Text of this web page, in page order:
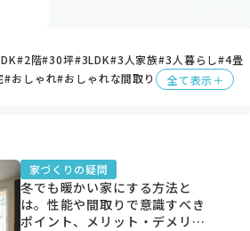
#2階#30坪#3LDK#3人家族#3人暮らし#4畳
#おしゃれ#おしゃれな間取り 全て表示＋
家づくりの疑問
冬でも暖かい家にする方法と
は。性能や間取りで意識すべき
ポイント、メリット・デメリッ